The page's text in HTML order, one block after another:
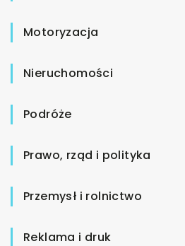
Motoryzacja
Nieruchomości
Podróże
Prawo, rząd i polityka
Przemysł i rolnictwo
Reklama i druk